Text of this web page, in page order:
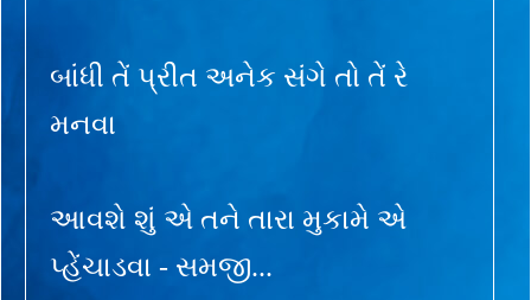
બાંધી તેં પ્રીત અનેક સંગે તો તેં રે
મનવા
આવશે શું એ તને તારા મુકામે એ
પ્હેંચાડવા - સમજી...